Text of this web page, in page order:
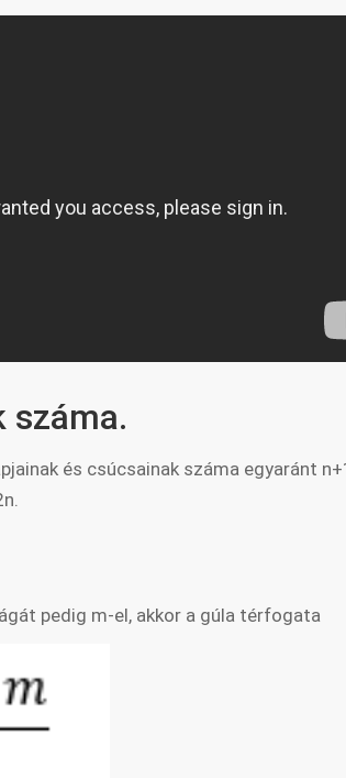
száma.
és csúcsainak száma egyaránt
pedig m-el, akkor a gúla térfogata